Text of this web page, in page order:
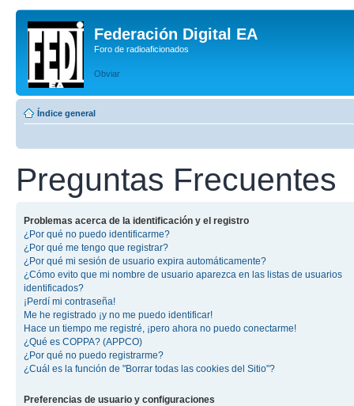
Federación Digital EA
Foro de radioaficionados
Obviar
Índice general
Preguntas Frecuentes
Problemas acerca de la identificación y el registro
¿Por qué no puedo identificarme?
¿Por qué me tengo que registrar?
¿Por qué mi sesión de usuario expira automáticamente?
¿Cómo evito que mi nombre de usuario aparezca en las listas de usuarios
identificados?
¡Perdí mi contraseña!
Me he registrado ¡y no me puedo identificar!
Hace un tiempo me registré, ¡pero ahora no puedo conectarme!
¿Qué es COPPA? (APPCO)
¿Por qué no puedo registrarme?
¿Cuál es la función de "Borrar todas las cookies del Sitio"?
Preferencias de usuario y configuraciones